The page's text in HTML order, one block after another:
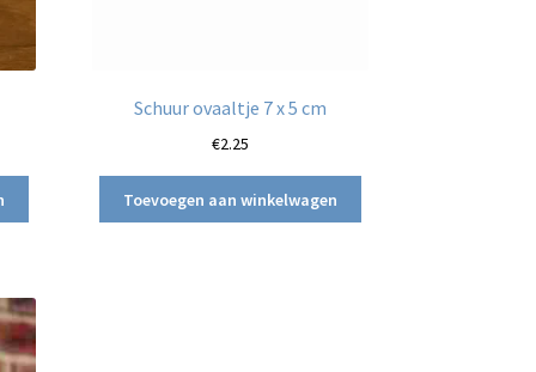
Schuur ovaaltje 7 x 5 cm
€2.25
Toevoegen aan winkelwagen